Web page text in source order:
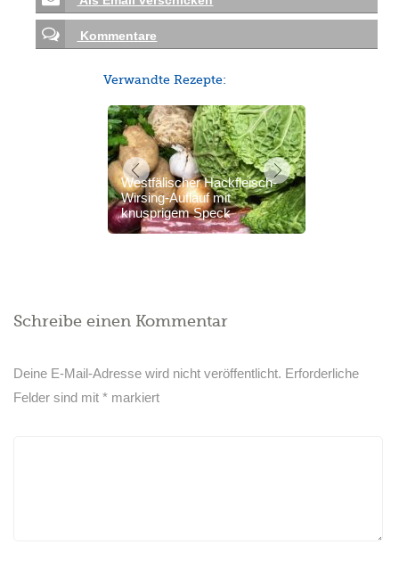
Kommentare
Verwandte Rezepte:
Westfälischer Hackfleisch-
Wirsing-Auflauf mit
knusprigem Speck
Schreibe einen Kommentar
Deine E-Mail-Adresse wird nicht veröffentlicht. Erforderliche
Felder sind mit* markiert